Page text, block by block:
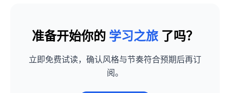
准备开始你的 学习之旅 了吗？
立即免费试读，确认风格与节奏符合预期后再订
阅。